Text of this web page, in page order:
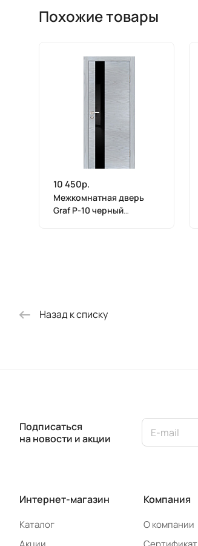
Похожие товары
10 450р.
Межкомнатная дверь
Graf P-10 черный
Назад к списку
Подписаться
на новости и акции
Интернет-магазин
Каталог
Компания
О компании